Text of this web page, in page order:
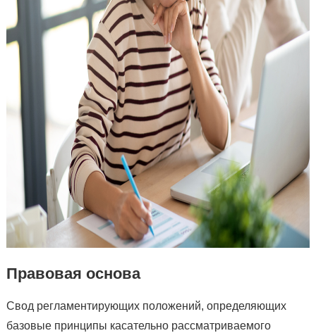
Правовая основа
Свод регламентирующих положений, определяющих
базовые принципы касательно рассматриваемого